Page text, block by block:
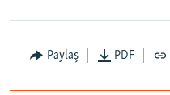
Paylaş PDF